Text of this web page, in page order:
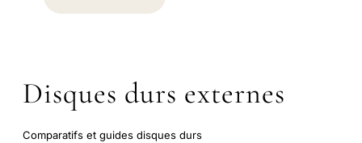
Disques durs externes
Comparatifs et guides disques durs